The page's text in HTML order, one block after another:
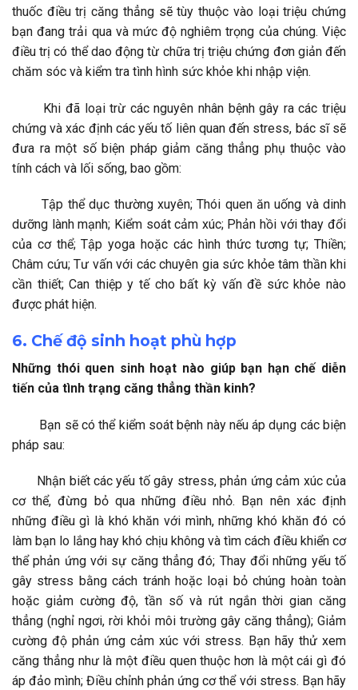
thuốc điều trị căng thẳng sẽ tùy thuộc vào loại triệu chứng
bạn đang trải qua và mức độ nghiêm trọng của chúng. Việc
điều trị có thể dao động từ chữa trị triệu chứng đơn giản đến
chăm sóc và kiểm tra tình hình sức khỏe khi nhập viện.
Khi đã loại trừ các nguyên nhân bệnh gây ra các triệu
chứng và xác định các yếu tố liên quan đến stress, bác sĩ sẽ
đưa ra một số biện pháp giảm căng thẳng phụ thuộc vào
tính cách và lối sống, bao gồm:
Tập thể dục thường xuyên; Thói quen ăn uống và dinh
dưỡng lành mạnh; Kiểm soát cảm xúc; Phản hồi với thay đổi
của cơ thể; Tập yoga hoặc các hình thức tương tự; Thiền;
Châm cứu; Tư vấn với các chuyên gia sức khỏe tâm thần khi
cần thiết; Can thiệp y tế cho bất kỳ vấn đề sức khỏe nào
được phát hiện.
6. Chế độ sinh hoạt phù hợp
Những thói quen sinh hoạt nào giúp bạn hạn chế diễn
tiến của tình trạng căng thẳng thần kinh?
Bạn sẽ có thể kiểm soát bệnh này nếu áp dụng các biện
pháp sau:
Nhận biết các yếu tố gây stress, phản ứng cảm xúc của
cơ thể, đừng bỏ qua những điều nhỏ. Bạn nên xác định
những điều gì là khó khăn với mình, những khó khăn đó có
làm bạn lo lắng hay khó chịu không và tìm cách điều khiển cơ
thể phản ứng với sự căng thẳng đó; Thay đổi những yếu tố
gây stress bằng cách tránh hoặc loại bỏ chúng hoàn toàn
hoặc giảm cường độ, tần số và rút ngắn thời gian căng
thẳng (nghỉ ngơi, rời khỏi môi trường gây căng thẳng); Giảm
cường độ phản ứng cảm xúc với stress. Bạn hãy thử xem
căng thẳng như là một điều quen thuộc hơn là một cái gì đó
áp đảo mình; Điều chỉnh phản ứng cơ thể với stress. Bạn hãy